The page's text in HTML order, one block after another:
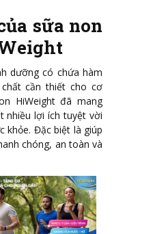
sữa non
dưỡng có chứa hàm
cần thiết cho cơ
HiWeight đã mang
nhiều lợi ích tuyệt vời
khỏe. Đặc biệt là giúp
chóng, an toàn và